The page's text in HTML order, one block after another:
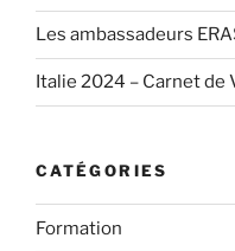
Les ambassadeurs
Italie 2024 – Carnet de
CATÉGORIES
Formation